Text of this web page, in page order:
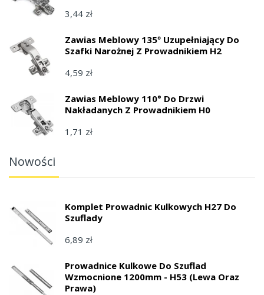
3,44 zł
Zawias Meblowy 135º Uzupełniający Do
Szafki Narożnej Z Prowadnikiem H2
4,59 zł
Zawias Meblowy 110° Do Drzwi
Nakładanych Z Prowadnikiem H0
1,71 zł
Nowości
Komplet Prowadnic Kulkowych H27 Do
Szuflady
6,89 zł
Prowadnice Kulkowe Do Szuflad
Wzmocnione 1200mm - H53 (lewa Oraz
Prawa)